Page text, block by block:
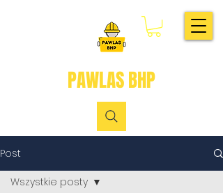
PAWLAS BHP
Post
Wszystkie posty